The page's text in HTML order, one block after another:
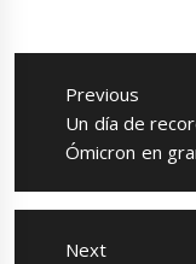
Navegación
entradas
Previous
Previous
post:
Un día de
Ómicron en
Next